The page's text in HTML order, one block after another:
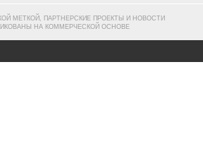
МЕТКОЙ, ПАРТНЕРСКИЕ ПРОЕКТЫ И НОВОСТИ
НА КОММЕРЧЕСКОЙ ОСНОВЕ